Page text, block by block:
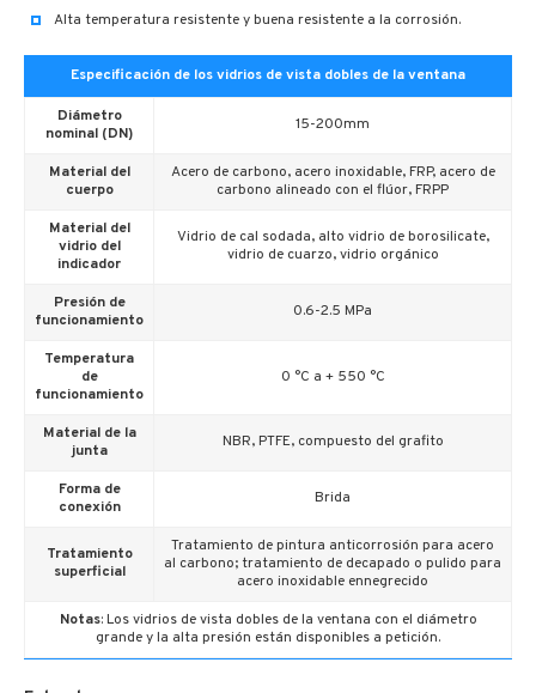
Alta temperatura resistente y buena resistente a la corrosión.
Especificación de los vidrios de vista dobles de la ventana
Diámetro
nominal (DN)
15-200mm
Material del
cuerpo
Acero de carbono, acero inoxidable, FRP, acero de
carbono alineado con el flúor, FRPP
Material del
vidrio del
indicador
Vidrio de cal sodada, alto vidrio de borosilicate,
vidrio de cuarzo, vidrio orgánico
Presión de
funcionamiento
0.6-2.5 MPa
Temperatura
de
funcionamiento
0 °C a + 550 °C
Material de la
junta
NBR, PTFE, compuesto del grafito
Forma de
conexión
Brida
Tratamiento
superficial
Tratamiento de pintura anticorrosión para acero
al carbono; tratamiento de decapado o pulido para
acero inoxidable ennegrecido
Notas: Los vidrios de vista dobles de la ventana con el diámetro
grande y la alta presión están disponibles a petición.